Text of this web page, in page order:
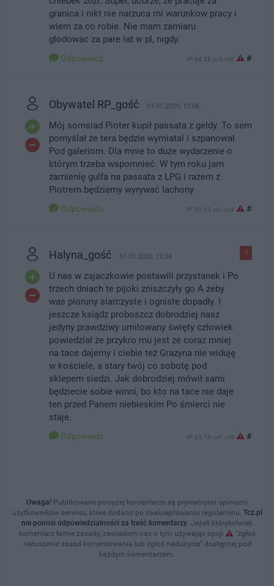
granica i nikt nie narzuca mi warunkow pracy i
wiem za co robie. Nie mam zamiaru
glodowac za pare lat w pl, nigdy.
Odpowiedz IP: 84.38.xx6.xx2 #
Obywatel RP_gość 01.01.2020, 13:06
Mój somsiad Pioter kupił passata z geldy. To sem
pomyślał że tera będzie wymiatal i szpanowal
Pod galeriom. Dla mnie to duże wydarzenie o
którym trzeba wspomnieć. W tym roku jam
zamienię gulfa na passata z LPG i razem z
Piotrem będziemy wyrywać lachony
Odpowiedz IP: 83.13.xx1.xx9 #
-1
Halyna_gość 01.01.2020, 13:34
U nas w zajaczkowie postawili przystanek i Po
trzech dniach te pijoki zniszczyły go A żeby
was pioruny siarczyste i ogniste dopadły. I
jeszcze ksiądz proboszcz dobrodziej nasz
jedyny prawdziwy umilowany święty człowiek
powiedział że przykro mu jest ze coraz mniej
na tace dajemy i ciebie też Grazyna nie widuję
w kościele, a stary twój co sobotę pod
sklepem siedzi. Jak dobrodziej mówił sami
będziecie sobie winni, bo kto na tace nie daje
ten przed Panem niebieskim Po śmierci nie
staje.
Odpowiedz IP: 83.13.xx1.xx9 #
Uwaga! Publikowane powyżej komentarze są prywatnymi opiniami
użytkowników serwisu, które dodano po zaakceptowaniu regulaminu. Tcz.pl
nie ponosi odpowiedzialności za treść komentarzy. Jeżeli którykolwiek
komentarz łamie zasady, zawiadom nas o tym używając opcji
"zgłoś
naruszenie zasad komentowania lub zgłoś nadużycie" dostępnej pod
każdym komentarzem.